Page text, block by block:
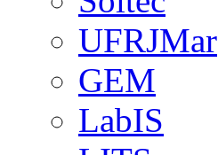
UFRJMar
GEM
LabIS